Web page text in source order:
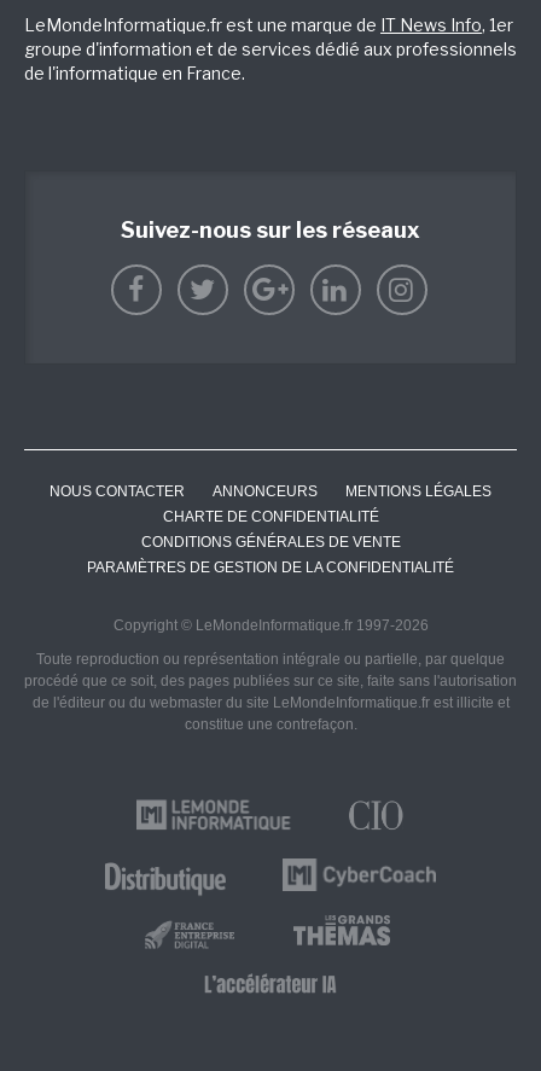
LeMondeInformatique.fr est une marque de IT News Info, 1er
groupe d'information et de services dédié aux professionnels
de l'informatique en France.
Suivez-nous sur les réseaux
NOUS CONTACTER ANNONCEURS
MENTIONS LÉGALES
CHARTE DE CONFIDENTIALITÉ
CONDITIONS GÉNÉRALES DE VENTE
PARAMÈTRES DE GESTION DE LA CONFIDENTIALITÉ
Copyright © LeMondeInformatique.fr 1997-2026
Toute reproduction ou représentation intégrale ou partielle, par quelque
procédé que ce soit, des pages publiées sur ce site, faite sans l'autorisation
de l'éditeur ou du webmaster du site LeMondeInformatique.fr est illicite et
constitue une contrefaçon.